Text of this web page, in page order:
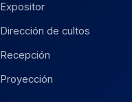
Expositor
Dirección de cultos
Recepción
Proyección